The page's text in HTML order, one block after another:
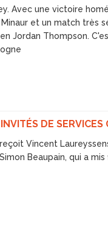
Avec une victoire
et un match très
Jordan Thompson.
DE SERVICES
Vincent
Beaupain, qui a mis